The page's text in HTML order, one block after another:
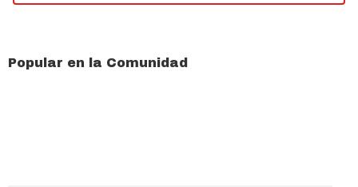
Popular en la Comunidad